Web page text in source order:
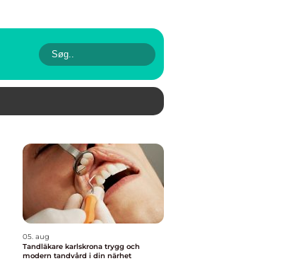
05. aug
Tandläkare karlskrona trygg och
modern tandvård i din närhet